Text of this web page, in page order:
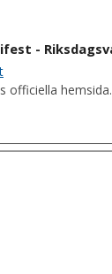
-
officiella hemsida.